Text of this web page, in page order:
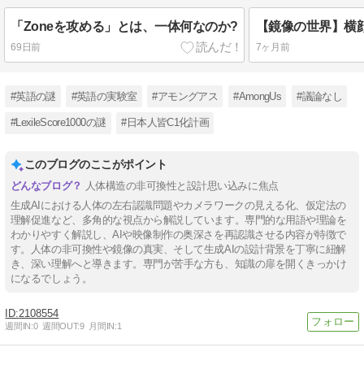
「Zoneを攻める」とは、一体何なのか?
69日前 7ヶ月前
#英語の謎 #英語の実験室 #アモングアス #AmongUs #議論なし
#LexileScore1000の謎 #日本人皆C1化計画
このブログのここがポイント
人体構造の非可換性と設計思い込みに焦点
生成AIにおける人体の左右認識問題やカメラワークの見える化、仮定法の
理解促進など、多角的な視点から解説しています。専門的な用語や理論を
わかりやすく解説し、AIや映像制作の奥深さを再認識させる内容が特徴で
す。人体の非可換性や鏡像の真実、そして生成AIの設計背景を丁寧に紐解
き、深い理解へと導きます。専門が苦手な方も、知識の扉を開くきっかけ
になるでしょう。
2108554
週間IN:0 週間OUT:9 月間IN:1